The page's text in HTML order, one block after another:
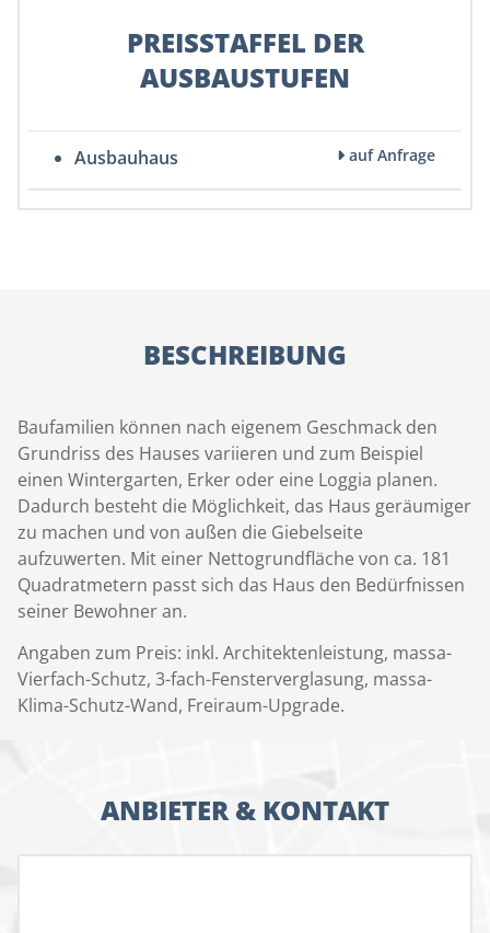
PREISSTAFFEL DER
AUSBAUSTUFEN
Ausbauhaus auf Anfrage
BESCHREIBUNG
Baufamilien können nach eigenem Geschmack den
Grundriss des Hauses variieren und zum Beispiel
einen Wintergarten, Erker oder eine Loggia planen.
Dadurch besteht die Möglichkeit, das Haus geräumiger
zu machen und von außen die Giebelseite
aufzuwerten. Mit einer Nettogrundfläche von ca. 181
Quadratmetern passt sich das Haus den Bedürfnissen
seiner Bewohner an.
Angaben zum Preis: inkl. Architektenleistung, massa-
Vierfach-Schutz, 3-fach-Fensterverglasung, massa-
Klima-Schutz-Wand, Freiraum-Upgrade.
ANBIETER & KONTAKT